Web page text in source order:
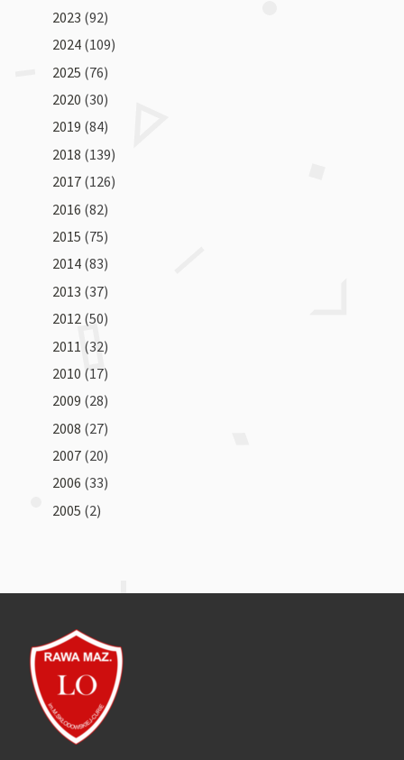
2023 (92)
2024 (109)
2025 (76)
2020 (30)
2019 (84)
2018 (139)
2017 (126)
2016 (82)
2015 (75)
2014 (83)
2013 (37)
2012 (50)
2011 (32)
2010 (17)
2009 (28)
2008 (27)
2007 (20)
2006 (33)
2005 (2)